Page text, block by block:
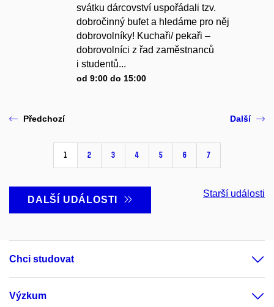
svátku dárcovství uspořádali tzv.
dobročinný bufet a hledáme pro něj
dobrovolníky! Kuchaři/ pekaři –
dobrovolníci z řad zaměstnanců
i studentů...
od 9:00 do 15:00
Předchozí
1 2 3 4 5 6 7
Další
DALŠÍ UDÁLOSTI
Starší události
Chci studovat
Výzkum